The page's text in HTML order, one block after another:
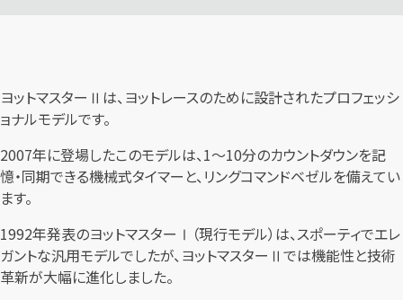
ヨットマスターⅡは、ヨットレースのために設計されたプロフェッシ
ョナルモデルです。
2007年に登場したこのモデルは、1〜10分のカウントダウンを記
憶・同期できる機械式タイマーと、リングコマンドベゼルを備えてい
ます。
1992年発表のヨットマスターⅠ（現行モデル）は、スポーティでエレ
ガントな汎用モデルでしたが、ヨットマスターⅡでは機能性と技術
革新が大幅に進化しました。